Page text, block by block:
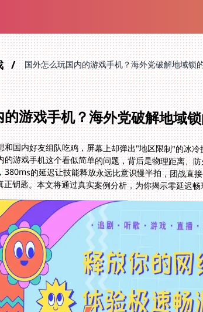
国外怎么玩国内的游戏手机？海外党破解地域锁
游戏手机？海外党破解地域
和国内好友组队吃鸡，屏幕上却弹出"地区限制"的冰
游戏手机这个看似简单的问题，背后是物理距离、
380ms的延迟让技能释放永远比意识慢半拍，团战
钥匙。本文将通过真实案例分析，为你揭示零延迟